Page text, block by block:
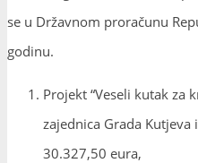
se u Državnom proračunu
godinu.
Projekt “Veseli kutak za
zajednica Grada
30.327,50 eura,